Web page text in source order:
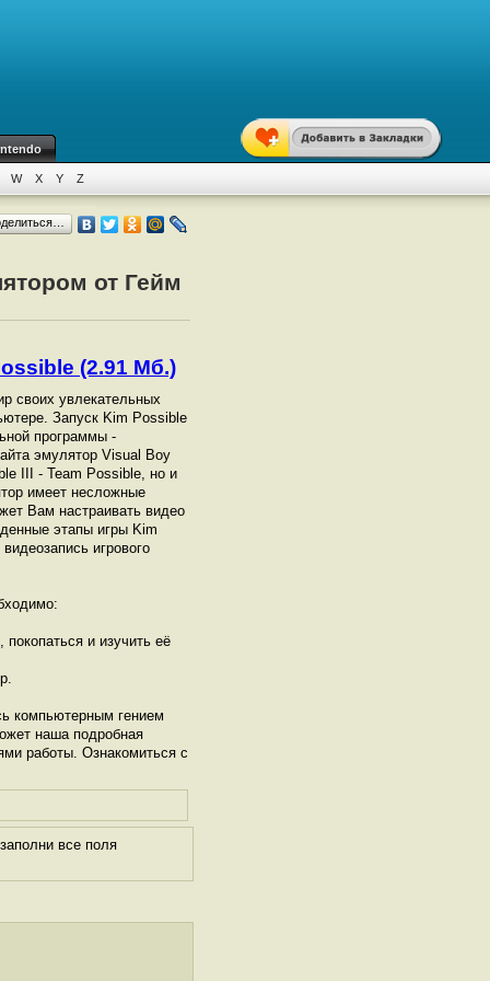
W X Y Z
от Гейм
(2.91 Мб.)
своих увлекательных
Запуск Kim Possible
программы -
эмулятор Visual Boy
III - Team Possible, но и
имеет несложные
Вам настраивать видео
этапы игры Kim
игрового
и изучить её
компьютерным гением
наша подробная
работы. Ознакомиться с
все поля